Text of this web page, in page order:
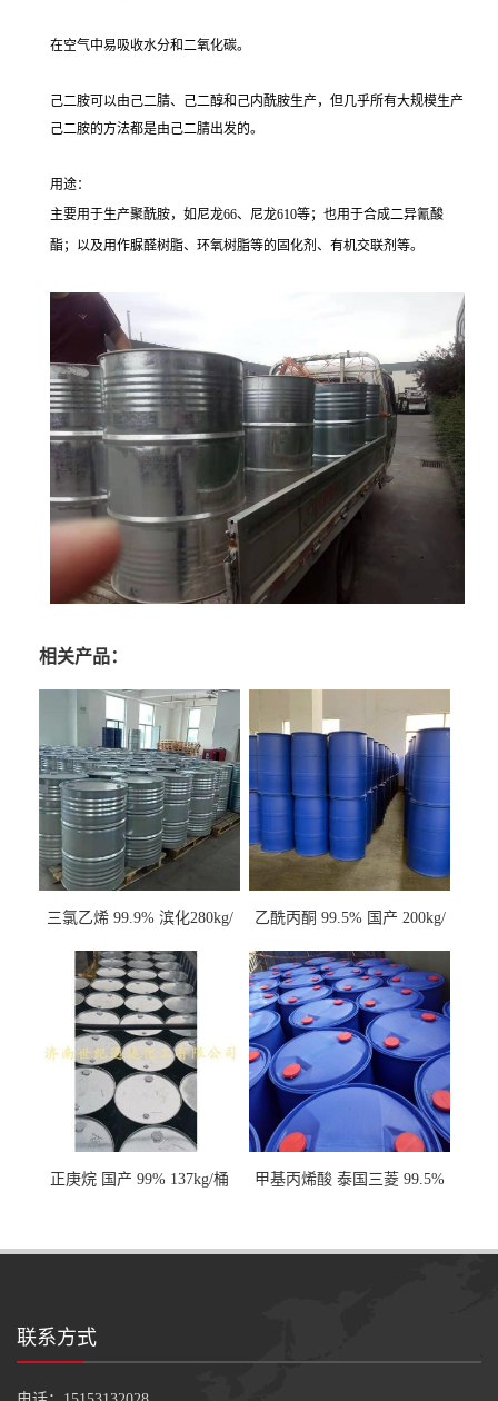
在空气中易吸收水分和二氧化碳。
己二胺可以由己二腈、己二醇和己内酰胺生产，但几乎所有大规模生产
己二胺的方法都是由己二腈出发的。
用途：
主要用于生产聚酰胺，如尼龙66、尼龙610等；也用于合成二异氰酸
酯；以及用作脲醛树脂、环氧树脂等的固化剂、有机交联剂等。
相关产品：
三氯乙烯 99.9% 滨化280kg/
乙酰丙酮 99.5% 国产 200kg/
正庚烷 国产 99% 137kg/桶
甲基丙烯酸 泰国三菱 99.5%
联系方式